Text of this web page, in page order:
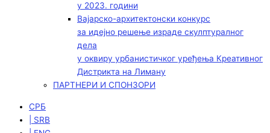
у 2023. години
Вајарско-архитектонски конкурс
за идејно решење израде скулптуралног
дела
у оквиру урбанистичког уређења Креативног
Дистрикта на Лиману
ПАРТНЕРИ И СПОНЗОРИ
СРБ
| SRB